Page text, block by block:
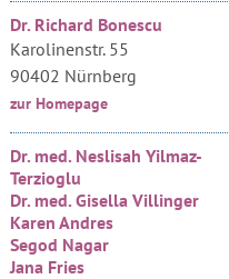
Dr. Richard Bonescu
Karolinenstr. 55
90402 Nürnberg
zur Homepage
Dr. med. Neslisah Yilmaz-
Terzioglu
Dr. med. Gisella Villinger
Karen Andres
Segod Nagar
Jana Fries